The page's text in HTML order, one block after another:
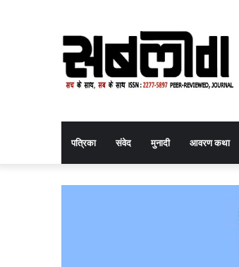
पत्रिका संवेद मुनादी आवरण कथा